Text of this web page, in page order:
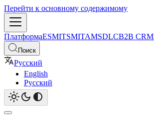
Перейти к основному содержимому
ПлатформаESMITSMITAMSDLCB2B CRM
Поиск
Русский
English
Русский